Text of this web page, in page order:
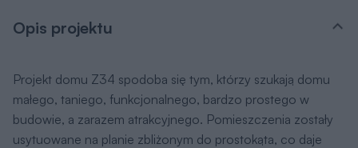
Opis projektu
Projekt domu Z34 spodoba się tym, którzy szukają domu
małego, taniego, funkcjonalnego, bardzo prostego w
budowie, a zarazem atrakcyjnego. Pomieszczenia zostały
usytuowane na planie zbliżonym do prostokąta, co daje